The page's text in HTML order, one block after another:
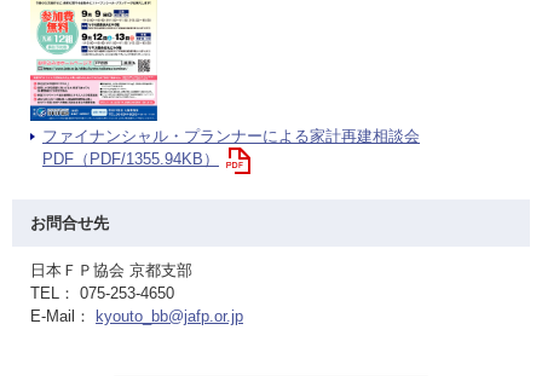
ファイナンシャル・プランナーによる家計再建相談会
PDF（PDF/1355.94KB）
お問合せ先
日本ＦＰ協会 京都支部
TEL： 075-253-4650
E-Mail：
kyouto_bb@jafp.or.jp